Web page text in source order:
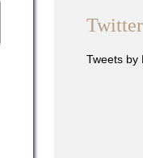
Twitter
Tweets by